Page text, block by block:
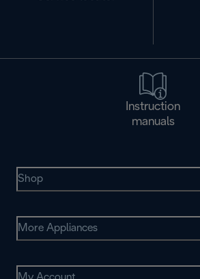
Instruction
manuals
Shop
More Appliances